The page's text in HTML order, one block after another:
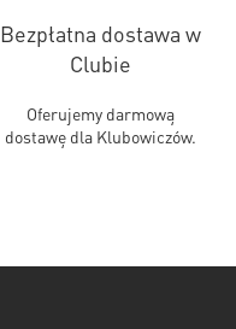
Bezpłatna dostawa w
Clubie
Oferujemy darmową
dostawę dla Klubowiczów.